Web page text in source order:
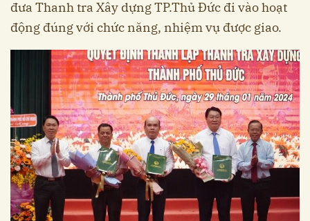
đưa Thanh tra Xây dựng TP.Thủ Đức đi vào hoạt
động đúng với chức năng, nhiệm vụ được giao.